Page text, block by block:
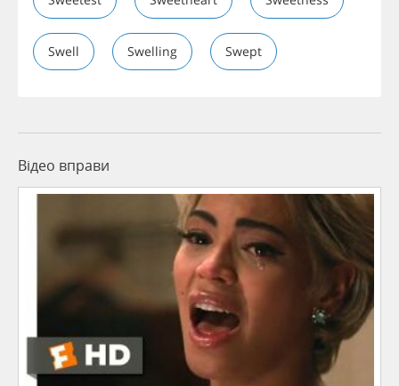
Swell Swelling Swept
Відео вправи